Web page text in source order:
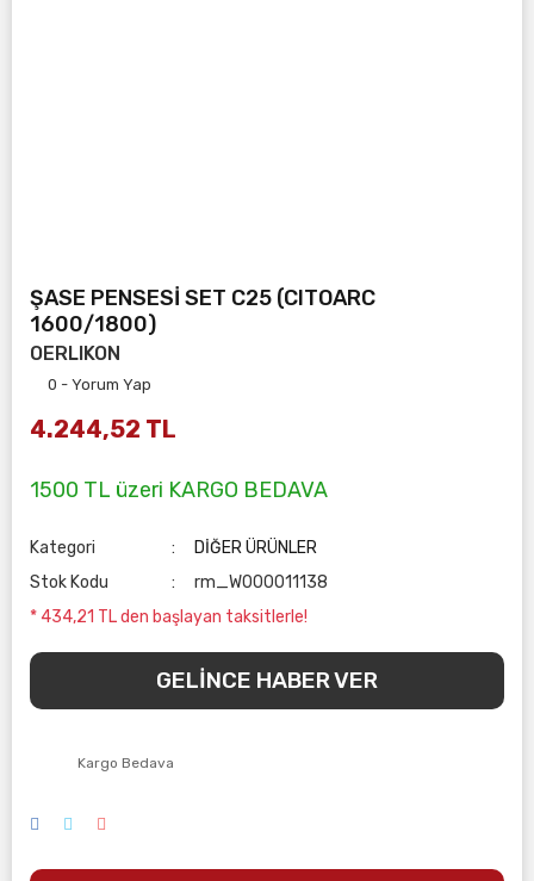
ŞASE PENSESİ SET C25 (CITOARC
1600/1800)
OERLIKON
0 - Yorum Yap
4.244,52 TL
1500 TL üzeri KARGO BEDAVA
Kategori
DİĞER ÜRÜNLER
Stok Kodu
rm_W000011138
* 434,21 TL den başlayan taksitlerle!
GELİNCE HABER VER
Kargo Bedava